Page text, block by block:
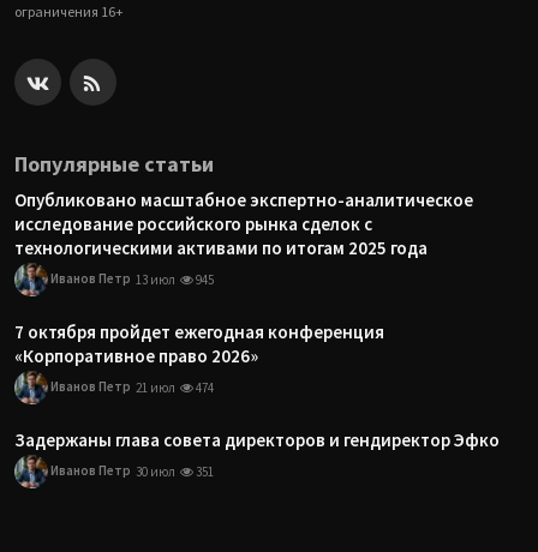
ограничения 16+
Популярные статьи
Опубликовано масштабное экспертно-аналитическое
исследование российского рынка сделок с
технологическими активами по итогам 2025 года
Иванов Петр 13 июл 945
7 октября пройдет ежегодная конференция
«Корпоративное право 2026»
Иванов Петр 21 июл 474
Задержаны глава совета директоров и гендиректор Эфко
Иванов Петр 30 июл 351